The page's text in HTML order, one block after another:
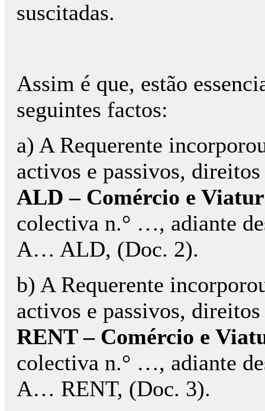
suscitadas.
Assim é que, estão
seguintes factos:
a) A Requerente
activos e passivos,
ALD – Comércio e
colectiva n.° …, adiante
A… ALD, (Doc. 2).
b) A Requerente
activos e passivos,
RENT – Comércio e
colectiva n.° …, adiante
A… RENT, (Doc. 3).